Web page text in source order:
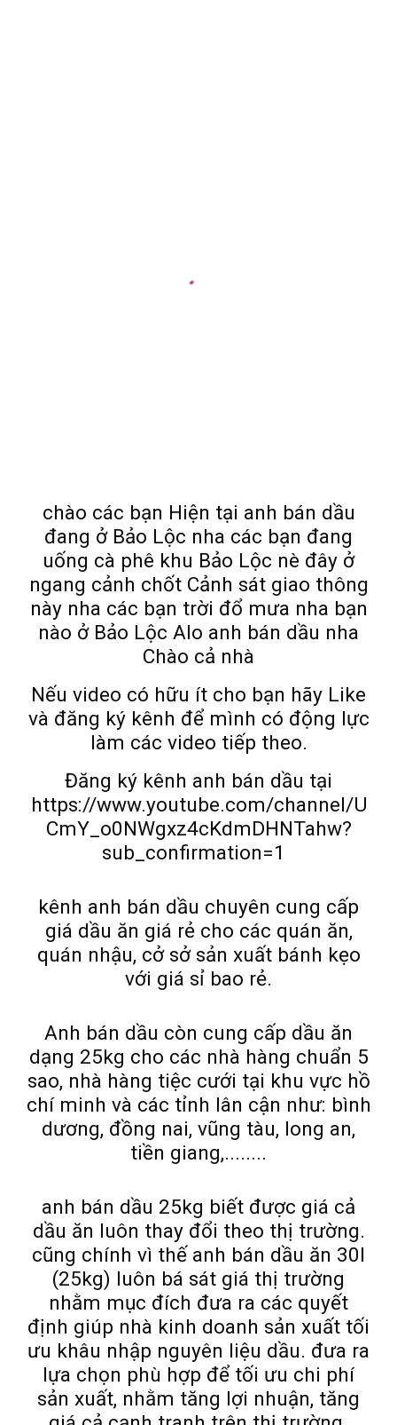
chào các bạn Hiện tại anh bán dầu
đang ở Bảo Lộc nha các bạn đang
uống cà phê khu Bảo Lộc nè đây ở
ngang cảnh chốt Cảnh sát giao thông
này nha các bạn trời đổ mưa nha bạn
nào ở Bảo Lộc Alo anh bán dầu nha
Chào cả nhà
Nếu video có hữu ít cho bạn hãy Like
và đăng ký kênh để mình có động lực
làm các video tiếp theo.
Đăng ký kênh anh bán dầu tại
https://www.youtube.com/channel/U
CmY_o0NWgxz4cKdmDHNTahw?
sub_confirmation=1
kênh anh bán dầu chuyên cung cấp
giá dầu ăn giá rẻ cho các quán ăn,
quán nhậu, cở sở sản xuất bánh kẹo
với giá sỉ bao rẻ.
Anh bán dầu còn cung cấp dầu ăn
dạng 25kg cho các nhà hàng chuẩn 5
sao, nhà hàng tiệc cưới tại khu vực hồ
chí minh và các tỉnh lân cận như: bình
dương, đồng nai, vũng tàu, long an,
tiền giang,........
anh bán dầu 25kg biết được giá cả
dầu ăn luôn thay đổi theo thị trường.
cũng chính vì thế anh bán dầu ăn 30l
(25kg) luôn bá sát giá thị trường
nhằm mục đích đưa ra các quyết
định giúp nhà kinh doanh sản xuất tối
ưu khâu nhập nguyên liệu dầu. đưa ra
lựa chọn phù hợp để tối ưu chi phí
sản xuất, nhằm tăng lợi nhuận, tăng